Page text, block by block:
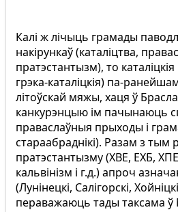
Калі ж лічыць грамады
накірункаў (каталіцтва,
пратэстантызм), то
грэка-каталіцкія) па-
літоўскай мяжы, хаця ў
канкурэнцыю ім пачынаюць
праваслаўныя прыходы і
стараабраднікі). Разам з тым
пратэстантызму (ХВЕ, ЕХБ,
кальвінізм і г.д.) апроч
(Лунінецкі, Салігорскі,
пераважаюць тады таксама ў